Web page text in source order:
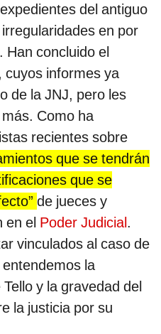
del antiguo
en por
Han concluido el
cuyos informes ya
de la JNJ, pero les
Como ha
recientes sobre
que se tendrán
que se
de jueces y
en el Poder Judicial.
vinculados al caso de
la
y la gravedad del
la justicia por su